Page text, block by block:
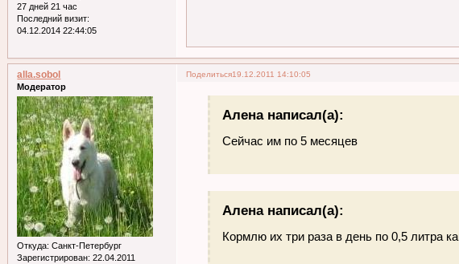
27 дней 21 час
Последний визит:
04.12.2014 22:44:05
Поделиться19.12.2011 14:10:05
alla.sobol
Модератор
Откуда: Санкт-Петербург
Зарегистрирован: 22.04.2011
Алена написал(а):
Сейчас им по 5 месяцев
Алена написал(а):
Кормлю их три раза в день по 0,5 литра